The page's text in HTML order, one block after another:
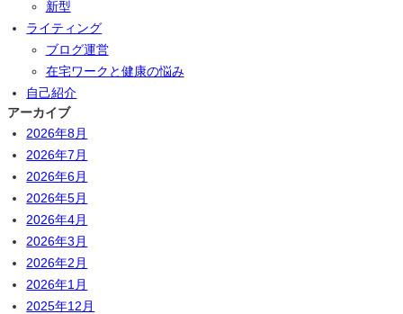
新型
ライティング
ブログ運営
在宅ワークと健康の悩み
自己紹介
アーカイブ
2026年8月
2026年7月
2026年6月
2026年5月
2026年4月
2026年3月
2026年2月
2026年1月
2025年12月